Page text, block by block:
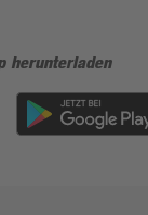
herunterladen